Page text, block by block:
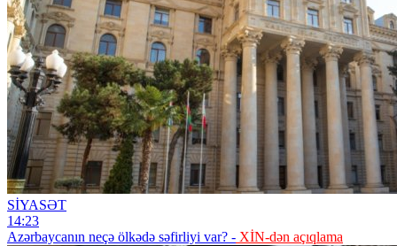
SİYASƏT
14:23
Azərbaycanın neçə ölkədə səfirliyi var? - XİN-dən açıqlama